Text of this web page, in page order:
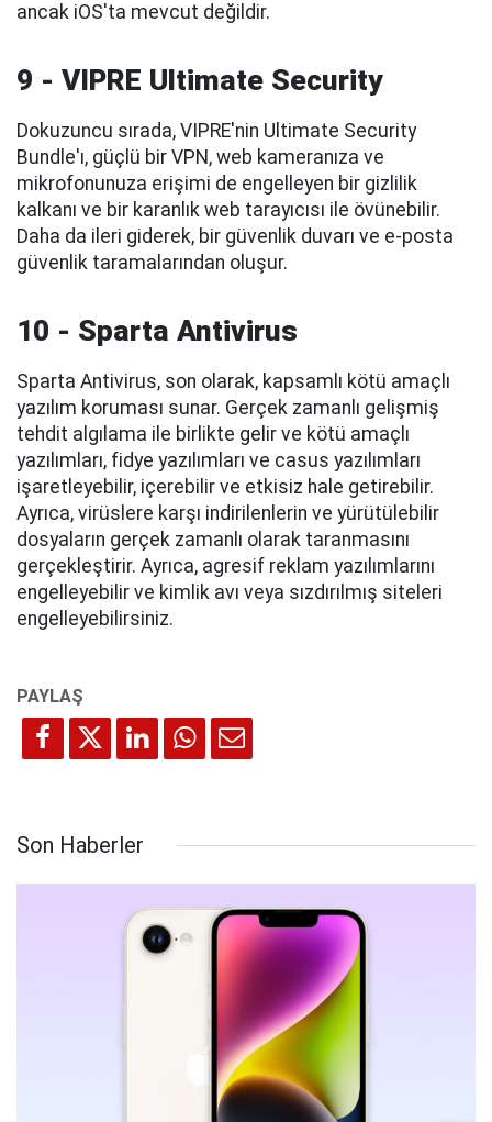
ancak iOS'ta mevcut değildir.
9 - VIPRE Ultimate Security
Dokuzuncu sırada, VIPRE'nin Ultimate Security
Bundle'ı, güçlü bir VPN, web kameranıza ve
mikrofonunuza erişimi de engelleyen bir gizlilik
kalkanı ve bir karanlık web tarayıcısı ile övünebilir.
Daha da ileri giderek, bir güvenlik duvarı ve e-posta
güvenlik taramalarından oluşur.
10 - Sparta Antivirus
Sparta Antivirus, son olarak, kapsamlı kötü amaçlı
yazılım koruması sunar. Gerçek zamanlı gelişmiş
tehdit algılama ile birlikte gelir ve kötü amaçlı
yazılımları, fidye yazılımları ve casus yazılımları
işaretleyebilir, içerebilir ve etkisiz hale getirebilir.
Ayrıca, virüslere karşı indirilenlerin ve yürütülebilir
dosyaların gerçek zamanlı olarak taranmasını
gerçekleştirir. Ayrıca, agresif reklam yazılımlarını
engelleyebilir ve kimlik avı veya sızdırılmış siteleri
engelleyebilirsiniz.
Son Haberler